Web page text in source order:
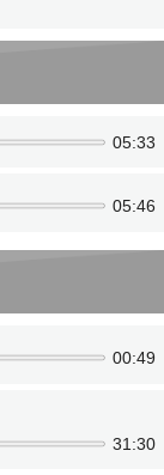
05:33
05:46
00:49
31:30